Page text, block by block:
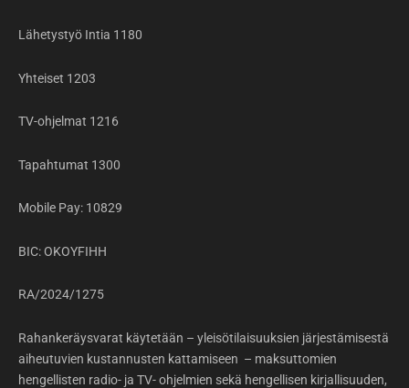
Lähetystyö Intia 1180
Yhteiset 1203
TV-ohjelmat 1216
Tapahtumat 1300
Mobile Pay: 10829
BIC: OKOYFIHH
RA/2024/1275
Rahankeräysvarat käytetään – yleisötilaisuuksien järjestämisestä
aiheutuvien kustannusten kattamiseen – maksuttomien
hengellisten radio- ja TV- ohjelmien sekä hengellisen kirjallisuuden,